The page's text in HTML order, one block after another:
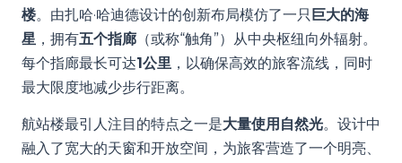
楼。由扎哈·哈迪德设计的创新布局模仿了一只 巨大的海
星 ，拥有五个指廊 （或称“触角”）从中央枢纽向外辐射。
每个指廊最长可达1公里 ，以确保高效的旅客流线，同时
最大限度地减少步行距离。
航站楼最引人注目的特点之一是大量使用自然光。设计中
融入了宽大的天窗和开放空间，为旅客营造了一个明亮、